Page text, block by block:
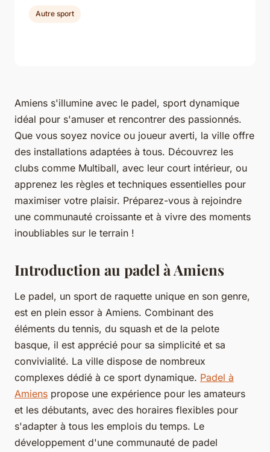
Amiens s'illumine avec le padel, sport dynamique
idéal pour s'amuser et rencontrer des passionnés.
Que vous soyez novice ou joueur averti, la ville offre
des installations adaptées à tous. Découvrez les
clubs comme Multiball, avec leur court intérieur, ou
apprenez les règles et techniques essentielles pour
maximiser votre plaisir. Préparez-vous à rejoindre
une communauté croissante et à vivre des moments
inoubliables sur le terrain !
Introduction au padel à Amiens
Le padel, un sport de raquette unique en son genre,
est en plein essor à Amiens. Combinant des
éléments du tennis, du squash et de la pelote
basque, il est apprécié pour sa simplicité et sa
convivialité. La ville dispose de nombreux
complexes dédié à ce sport dynamique. Padel à
Amiens propose une expérience pour les amateurs
et les débutants, avec des horaires flexibles pour
s'adapter à tous les emplois du temps. Le
développement d'une communauté de padel
Autre sport